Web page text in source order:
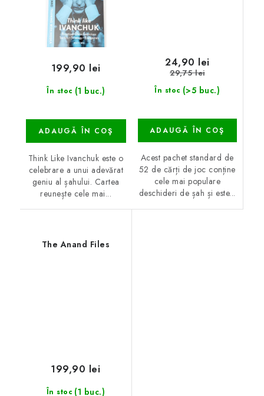
În stoc (1 buc.)
199,90 lei
ADAUGĂ ÎN COŞ
Think Like Ivanchuk este o
celebrare a unui adevărat
geniu al șahului. Cartea
reunește cele mai...
În stoc (>5 buc.)
24,90 lei
29,75 lei
ADAUGĂ ÎN COŞ
Acest pachet standard de
52 de cărți de joc conține
cele mai populare
deschideri de șah și este...
The Anand Files
În stoc (1 buc.)
199,90 lei